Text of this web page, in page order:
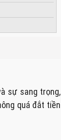
sự sang trọng,
quá đắt tiền